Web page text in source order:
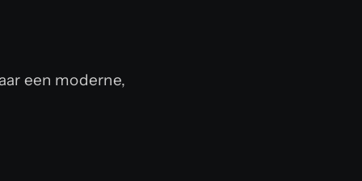
een moderne,